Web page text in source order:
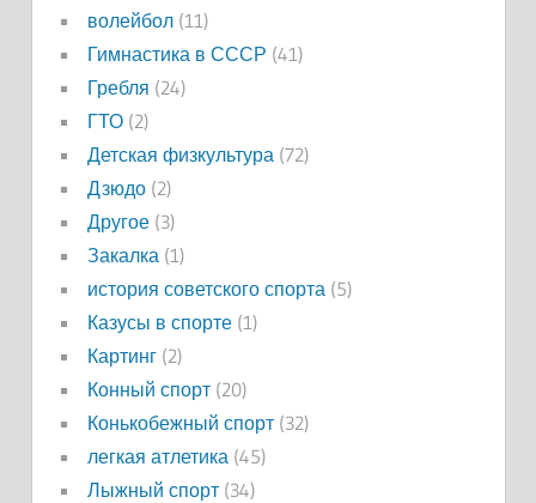
волейбол(11)
Гимнастика в СССР (41)
Гребля (24)
ГТО(2)
Детская физкультура (72)
Дзюдо(2)
Другое(3)
Закалка (1)
история советского спорта (5)
Казусы в спорте(1)
Картинг(2)
Конный спорт(20)
Конькобежный спорт(32)
легкая атлетика (45)
Лыжный спорт(34)